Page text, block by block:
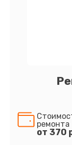
ремонта
от 370